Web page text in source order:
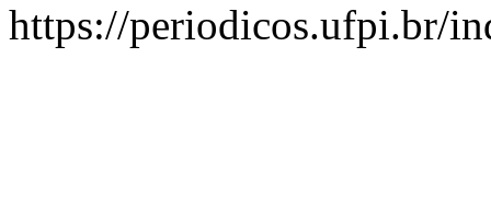
https://periodicos.ufpi.br/